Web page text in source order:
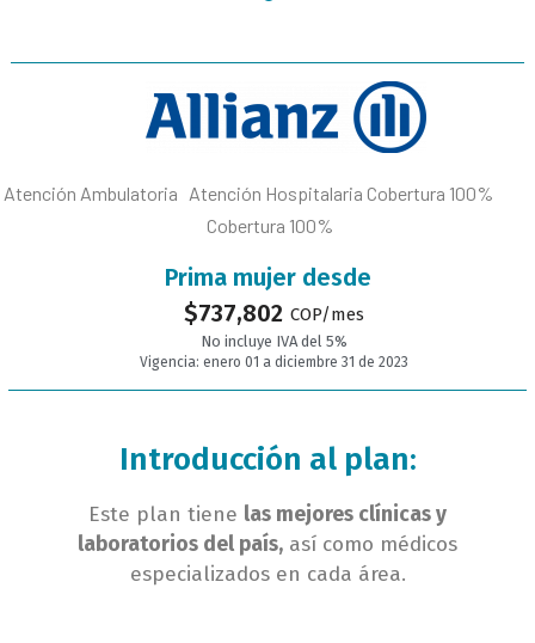
Atención Ambulatoria Atención Hospitalaria Cobertura 100%
Cobertura 100%
Prima mujer desde
$737,802 COP/mes
No incluye IVA del 5%
Vigencia: enero 01 a diciembre 31 de 2023
Introducción al plan:
Este plan tiene las mejores clínicas y
laboratorios del país, así como médicos
especializados en cada área.